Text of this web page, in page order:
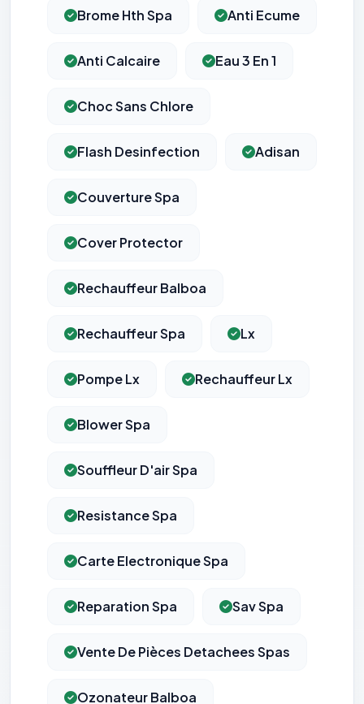
Brome Hth Spa Anti Ecume
Anti Calcaire Eau 3 En 1
Choc Sans Chlore
Flash Desinfection Adisan
Couverture Spa
Cover Protector
Rechauffeur Balboa
Rechauffeur Spa Lx
Pompe Lx Rechauffeur Lx
Blower Spa
Souffleur D'air Spa
Resistance Spa
Carte Electronique Spa
Reparation Spa Sav Spa
Vente De Pièces Detachees Spas
Ozonateur Balboa